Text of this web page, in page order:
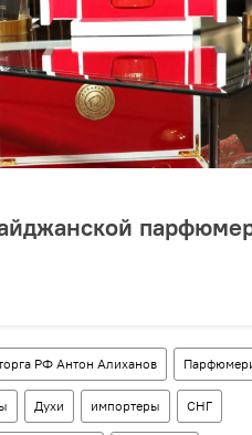
РФ Антон Алиханов
Духи импортеры СНГ